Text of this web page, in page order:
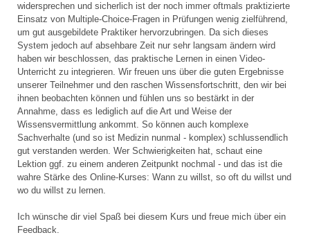
widersprechen und sicherlich ist der noch immer oftmals praktizierte
Einsatz von Multiple-Choice-Fragen in Prüfungen wenig zielführend,
um gut ausgebildete Praktiker hervorzubringen. Da sich dieses
System jedoch auf absehbare Zeit nur sehr langsam ändern wird
haben wir beschlossen, das praktische Lernen in einen Video-
Unterricht zu integrieren. Wir freuen uns über die guten Ergebnisse
unserer Teilnehmer und den raschen Wissensfortschritt, den wir bei
ihnen beobachten können und fühlen uns so bestärkt in der
Annahme, dass es lediglich auf die Art und Weise der
Wissensvermittlung ankommt. So können auch komplexe
Sachverhalte (und so ist Medizin nunmal - komplex) schlussendlich
gut verstanden werden. Wer Schwierigkeiten hat, schaut eine
Lektion ggf. zu einem anderen Zeitpunkt nochmal - und das ist die
wahre Stärke des Online-Kurses: Wann zu willst, so oft du willst und
wo du willst zu lernen.
Ich wünsche dir viel Spaß bei diesem Kurs und freue mich über ein
Feedback.